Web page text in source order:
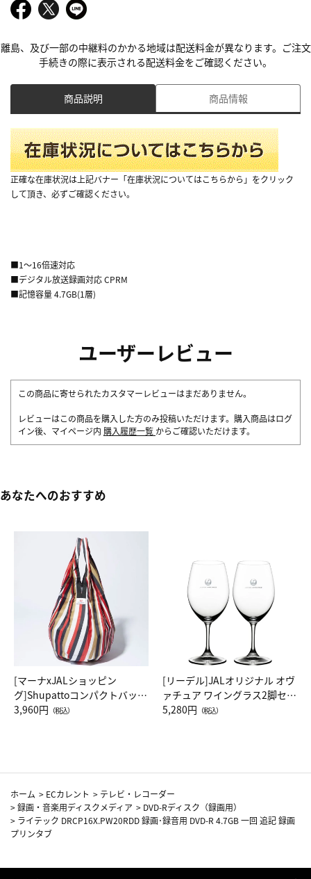
離島、及び一部の中継料のかかる地域は配送料金が異なります。ご注文
手続きの際に表示される配送料金をご確認ください。
商品説明 商品情報
正確な在庫状況は上記バナー「在庫状況についてはこちらから」をクリック
して頂き、必ずご確認ください。
■1～16倍速対応
■デジタル放送録画対応 CPRM
■記憶容量 4.7GB(1層)
ユーザーレビュー
この商品に寄せられたカスタマーレビューはまだありません。
レビューはこの商品を購入した方のみ投稿いただけます。購入商品はログ
イン後、マイページ内 購入履歴一覧 からご確認いただけます。
あなたへのおすすめ
[マーナxJALショッピン
グ]Shupattoコンパクトバッグ
Drop JAL客室乗務員（LC）ス
3,960円 （税込）
[リーデル]JALオリジナル オヴ
ァチュア ワイングラス2脚セッ
ト（レッドワイン）
5,280円 （税込）
ホーム > ECカレント > テレビ・レコーダー
>録画・音楽用ディスクメディア > DVD-Rディスク（録画用）
> ライテック DRCP16X.PW20RDD 録画･録音用 DVD-R 4.7GB 一回 追記 録画
プリンタブ